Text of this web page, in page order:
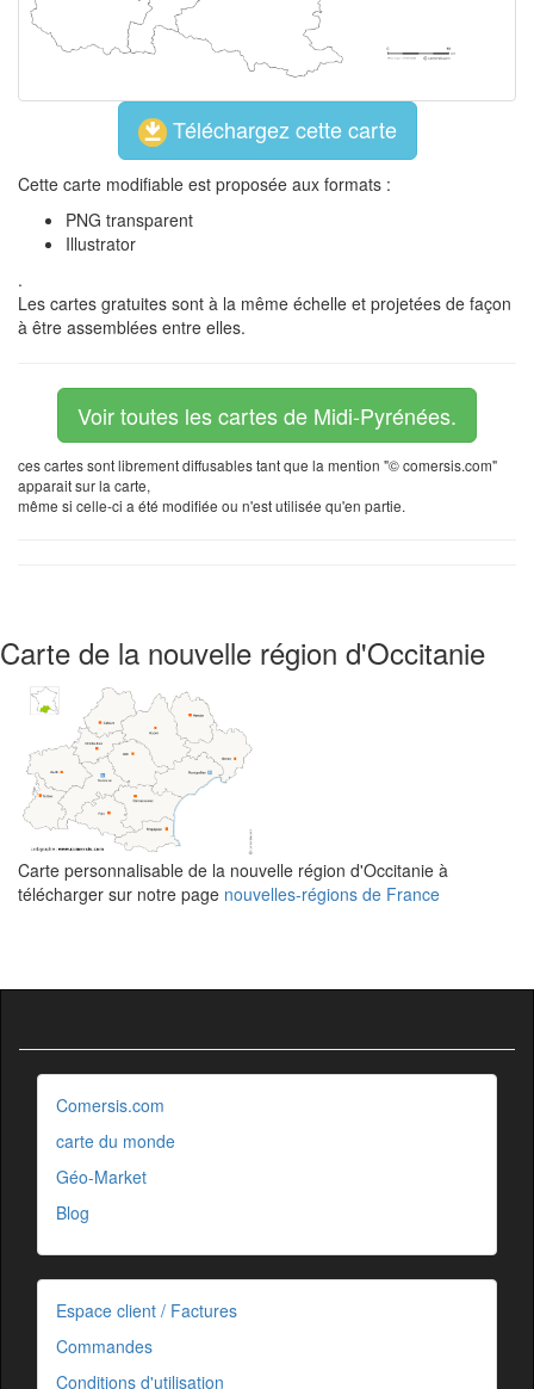
Téléchargez cette carte
Cette carte modifiable est proposée aux formats :
PNG transparent
Illustrator
.
Les cartes gratuites sont à la même échelle et projetées de façon
à être assemblées entre elles.
Voir toutes les cartes de Midi-Pyrénées.
ces cartes sont librement diffusables tant que la mention "© comersis.com"
apparait sur la carte,
même si celle-ci a été modifiée ou n'est utilisée qu'en partie.
Carte de la nouvelle région d'Occitanie
Carte personnalisable de la nouvelle région d'Occitanie à
télécharger sur notre page nouvelles-régions de France
Comersis.com
carte du monde
Géo-Market
Blog
Espace client / Factures
Commandes
Conditions d'utilisation